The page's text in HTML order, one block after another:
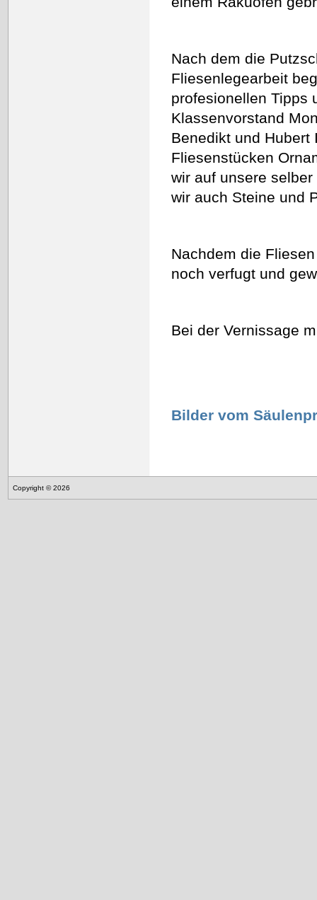
Nach dem die
Fliesenlegearbeit
profesionellen Tipps
Klassenvorstand
Benedikt und Hubert
Fliesenstücken
wir auf unsere
wir auch Steine und
Nachdem die
noch verfugt und
Bei der Vernissage
Bilder vom
Copyright © 2026